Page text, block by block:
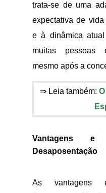
trata-se de uma
expectativa de
e à dinâmica
muitas pessoas
mesmo após a
⇒ Leia também:
Vantagens e
Desaposentação
As vantagens